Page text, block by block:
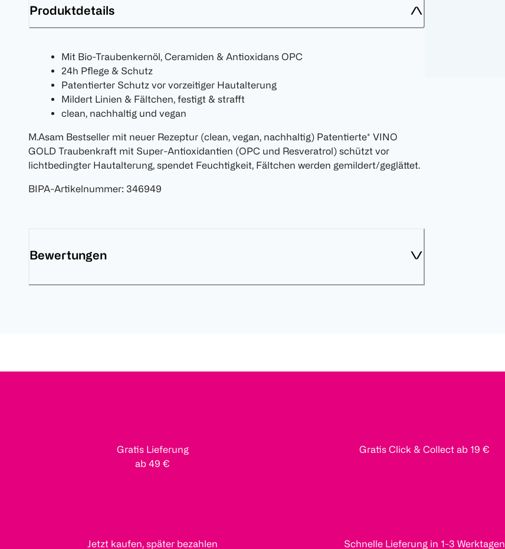
Produktdetails
Mit Bio-Traubenkernöl, Ceramiden & Antioxidans OPC
24h Pflege & Schutz
Patentierter Schutz vor vorzeitiger Hautalterung
Mildert Linien & Fältchen, festigt & strafft
clean, nachhaltig und vegan
M.Asam Bestseller mit neuer Rezeptur (clean, vegan, nachhaltig) Patentierte* VINO
GOLD Traubenkraft mit Super-Antioxidantien (OPC und Resveratrol) schützt vor
lichtbedingter Hautalterung, spendet Feuchtigkeit, Fältchen werden gemildert/geglättet.
BIPA-Artikelnummer: 346949
Bewertungen
Gratis Lieferung
ab 49 €
Gratis Click & Collect ab 19 €
Jetzt kaufen, später bezahlen Schnelle Lieferung in 1-3 Werktagen